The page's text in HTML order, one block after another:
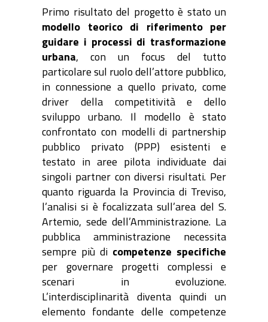
Primo risultato del progetto è stato un
modello teorico di riferimento per
guidare i processi di trasformazione
urbana, con un focus del tutto
particolare sul ruolo dell’attore pubblico,
in connessione a quello privato, come
driver della competitività e dello
sviluppo urbano. Il modello è stato
confrontato con modelli di partnership
pubblico privato (PPP) esistenti e
testato in aree pilota individuate dai
singoli partner con diversi risultati. Per
quanto riguarda la Provincia di Treviso,
l’analisi si è focalizzata sull’area del S.
Artemio, sede dell’Amministrazione. La
pubblica amministrazione necessita
sempre più di competenze specifiche
per governare progetti complessi e
scenari in evoluzione.
L’interdisciplinarità diventa quindi un
elemento fondante delle competenze